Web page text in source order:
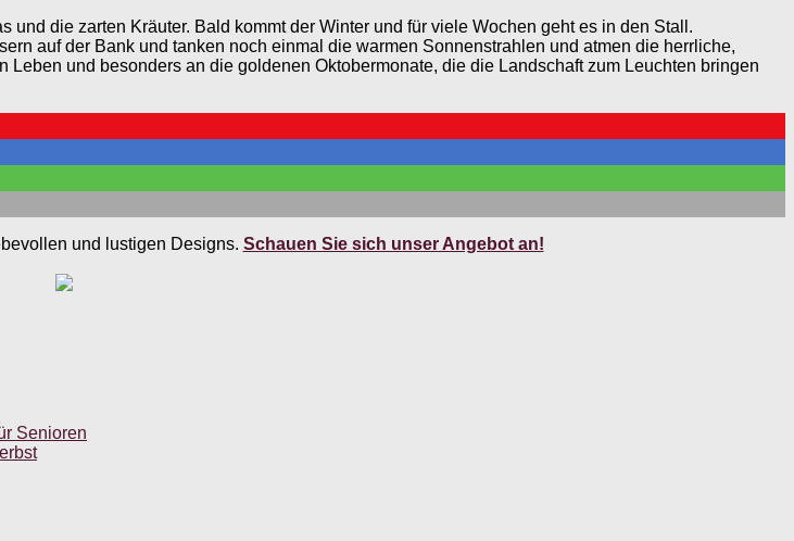
die zarten Kräuter. Bald kommt der Winter und für viele Wochen geht es in den Stall.
auf der Bank und tanken noch einmal die warmen Sonnenstrahlen und atmen die herrliche,
und besonders an die goldenen Oktobermonate, die die Landschaft zum Leuchten bringen
und lustigen Designs. Schauen Sie sich unser Angebot an!
Senioren